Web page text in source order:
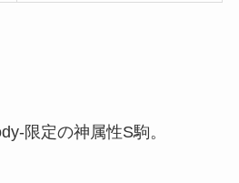
限定の神属性S駒。